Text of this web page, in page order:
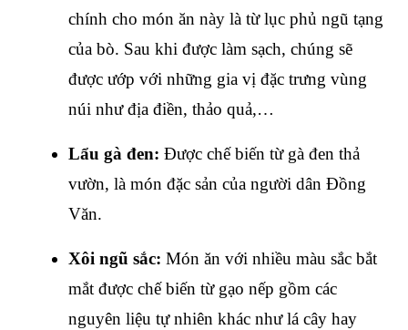
chính cho món ăn này là từ lục phủ ngũ tạng
của bò. Sau khi được làm sạch, chúng sẽ
được ướp với những gia vị đặc trưng vùng
núi như địa điền, thảo quả,…
Lẩu gà đen: Được chế biến từ gà đen thả
vườn, là món đặc sản của người dân Đồng
Văn.
Xôi ngũ sắc: Món ăn với nhiều màu sắc bắt
mắt được chế biến từ gạo nếp gồm các
nguyên liệu tự nhiên khác như lá cây hay